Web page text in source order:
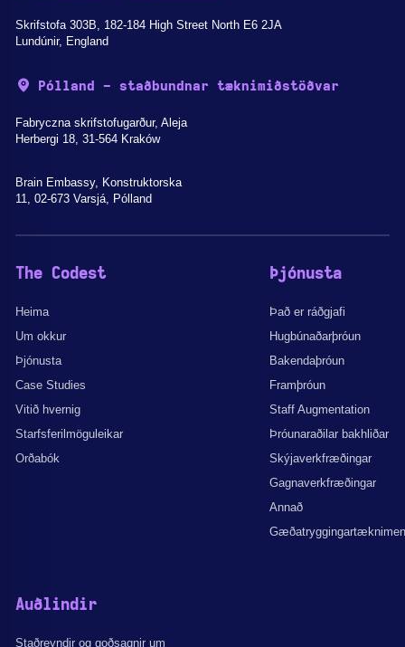
Skrifstofa 303B, 182-184 High Street North E6 2JA
Lundúnir, England
Pólland - staðbundnar tæknimiðstöðvar
Fabryczna skrifstofugarður, Aleja
Herbergi 18, 31-564 Kraków
Brain Embassy, Konstruktorska
11, 02-673 Varsjá, Pólland
The Codest
Heima
Um okkur
Þjónusta
Case Studies
Vitið hvernig
Starfsferilmöguleikar
Orðabók
Þjónusta
Það er ráðgjafi
Hugbúnaðarþróun
Bakendaþróun
Framþróun
Staff Augmentation
Þróunaraðilar bakhliðar
Skýjaverkfræðingar
Gagnaverkfræðingar
Annað
Auðlindir
Staðreyndir og goðsagnir um